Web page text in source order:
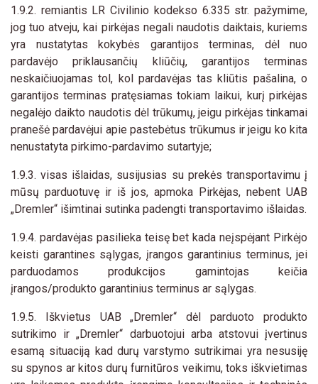
1.9.2. remiantis LR Civilinio kodekso 6.335 str. pažymime,
jog tuo atveju, kai pirkėjas negali naudotis daiktais, kuriems
yra nustatytas kokybės garantijos terminas, dėl nuo
pardavėjo priklausančių kliūčių, garantijos terminas
neskaičiuojamas tol, kol pardavėjas tas kliūtis pašalina, o
garantijos terminas pratęsiamas tokiam laikui, kurį pirkėjas
negalėjo daikto naudotis dėl trūkumų, jeigu pirkėjas tinkamai
pranešė pardavėjui apie pastebėtus trūkumus ir jeigu ko kita
nenustatyta pirkimo-pardavimo sutartyje;
1.9.3. visas išlaidas, susijusias su prekės transportavimu į
mūsų parduotuvę ir iš jos, apmoka Pirkėjas, nebent UAB
„Dremler“ išimtinai sutinka padengti transportavimo išlaidas.
1.9.4. pardavėjas pasilieka teisę bet kada neįspėjant Pirkėjo
keisti garantines sąlygas, įrangos garantinius terminus, jei
parduodamos produkcijos gamintojas keičia
įrangos/produkto garantinius terminus ar sąlygas.
1.9.5. Iškvietus UAB „Dremler“ dėl parduoto produkto
sutrikimo ir „Dremler“ darbuotojui arba atstovui įvertinus
esamą situaciją kad durų varstymo sutrikimai yra nesusiję
su spynos ar kitos durų furnitūros veikimu, toks iškvietimas